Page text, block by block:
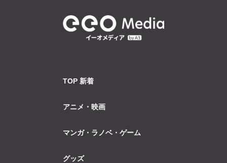
TOP 新着
アニメ・映画
マンガ・ラノベ・ゲーム
グッズ